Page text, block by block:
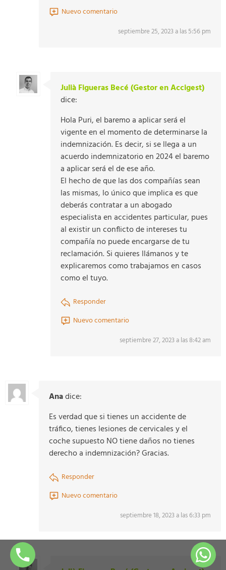
Nuevo comentario
septiembre 25, 2023 a las 5:56 pm
Julià Figueras Becé (Gestor en Accigest)
dice:
Hola Puri, el baremo a aplicar será el
vigente en el momento de determinarse la
indemnización. Es decir, si se llega a un
acuerdo indemnizatorio en 2024 el baremo
a aplicar será el de ese año.
El hecho de que las dos compañías sean
las mismas, lo único que implica es que
deberás contratar a un abogado
especialista en accidentes particular, pues
al existir un conflicto de intereses tu
compañía no puede encargarse de tu
reclamación. Si quieres llámanos y te
explicaremos como trabajamos en casos
como el tuyo.
Responder
Nuevo comentario
septiembre 27, 2023 a las 8:42 am
Anadice:
Es verdad que si tienes un accidente de
tráfico, tienes lesiones de cervicales y el
coche supuesto NO tiene daños no tienes
derecho a indemnización? Gracias.
Responder
Nuevo comentario
septiembre 18, 2023 a las 6:33 pm